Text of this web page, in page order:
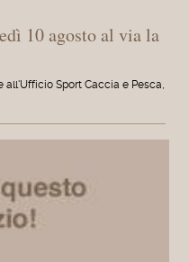
10 agosto al via la
all'Ufficio Sport Caccia e Pesca,